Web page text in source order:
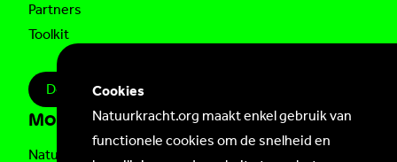
Partners
Toolkit
Doe mee!
Mogelijk gemaakt door
Natuurkracht is een initiatief van
Cookies
Natuurkracht.org maakt enkel gebruik van
functionele cookies om de snelheid en